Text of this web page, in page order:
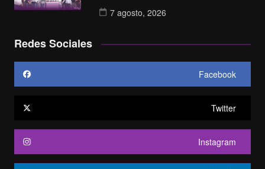
7 agosto, 2026
Redes Sociales
Facebook
Twitter
Instagram